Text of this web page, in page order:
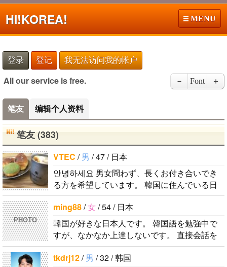
Hi!KOREA! MENU
登录 登记 我无法访问我的帐户
All our service is free. － Font ＋
笔友 编辑个人资料
笔友 (383)
VTEC /男 / 47 / 日本
안녕하세요 男女問わず、長くお付き合いでき
る方を希望しています。 韓国に住んでいる日
本人男性です。 ハングルは幼稚園児以下のレ
ベルですが、少しずつ勉強しています。 音..
PHOTO
ming88/女/ 54 / 日本
韓国が好きな日本人です。 韓国語を勉強中で
すが、なかなか上達しないです。 直接会話を
する機会もないので、メッセージを通じて韓国
語を教えてもらいながら仲良くなれたら嬉..
tkdrj12/男 / 32 / 韩国